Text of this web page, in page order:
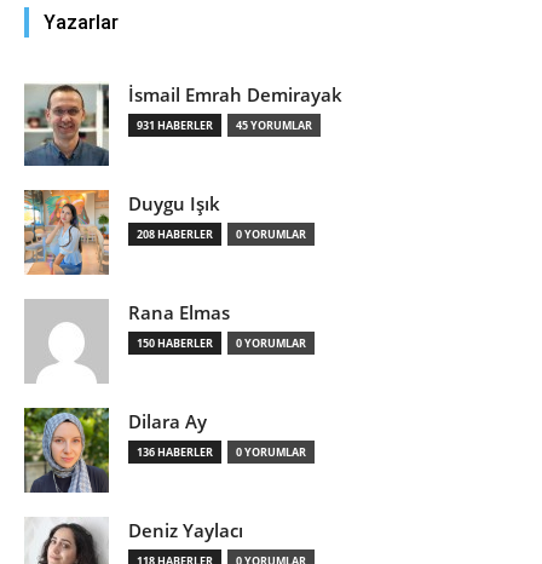
Yazarlar
İsmail Emrah Demirayak
931 HABERLER 45 YORUMLAR
Duygu Işık
208 HABERLER 0 YORUMLAR
Rana Elmas
150 HABERLER 0 YORUMLAR
Dilara Ay
136 HABERLER 0 YORUMLAR
Deniz Yaylacı